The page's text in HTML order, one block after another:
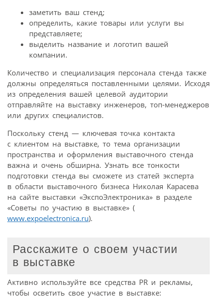
заметить ваш стенд;
определить, какие товары или услуги вы
представляете;
выделить название и логотип вашей
компании.
Количество и специализация персонала стенда также
должны определяться поставленными целями. Исходя
из определения вашей целевой аудитории
отправляйте на выставку инженеров, топ-менеджеров
или других специалистов.
Поскольку стенд — ключевая точка контакта
с клиентом на выставке, то тема организации
пространства и оформления выставочного стенда
важна и очень обширна. Узнать все тонкости
подготовки стенда вы сможете из статей эксперта
в области выставочного бизнеса Николая Карасева
на сайте выставки «ЭкспоЭлектроника» в разделе
«Советы по участию в выставке» (
www.expoelectronica.ru).
Расскажите о своем участии
в выставке
Активно используйте все средства PR и рекламы,
чтобы осветить свое участие в выставке: